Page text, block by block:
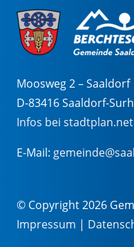
Moosweg 2 – Saaldorf
D-83416 Saaldorf-
Infos bei stadtplan.net
E-Mail:
© Copyright 2026
Impressum |